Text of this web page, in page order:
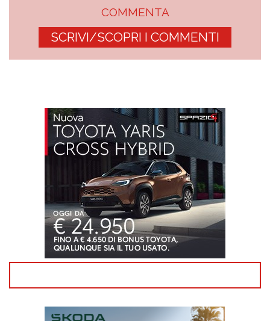
COMMENTA
SCRIVI/SCOPRI I COMMENTI